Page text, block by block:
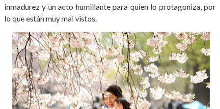
inmadurez y un acto humillante para quien lo protagoniza, por
lo que están muy mal vistos.